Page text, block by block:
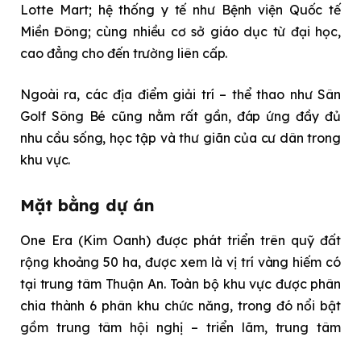
Lotte Mart; hệ thống y tế như Bệnh viện Quốc tế
Miền Đông; cùng nhiều cơ sở giáo dục từ đại học,
cao đẳng cho đến trường liên cấp.
Ngoài ra, các địa điểm giải trí – thể thao như Sân
Golf Sông Bé cũng nằm rất gần, đáp ứng đầy đủ
nhu cầu sống, học tập và thư giãn của cư dân trong
khu vực.
Mặt bằng dự án
One Era (Kim Oanh) được phát triển trên quỹ đất
rộng khoảng 50 ha, được xem là vị trí vàng hiếm có
tại trung tâm Thuận An. Toàn bộ khu vực được phân
chia thành 6 phân khu chức năng, trong đó nổi bật
gồm trung tâm hội nghị – triển lãm, trung tâm